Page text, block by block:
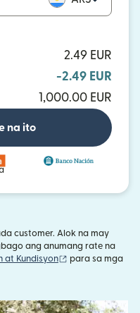
2.49 EUR
-2.49 EUR
1,000.00 EUR
na ito
customer. Alok na may
ang anumang rate na
at Kundisyon (bubukas sa
para sa mga